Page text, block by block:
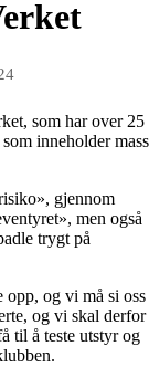
som har over 25
inneholder
gjennom
men også
trygt på
opp, og vi må si oss
og vi skal derfor
til å teste utstyr og